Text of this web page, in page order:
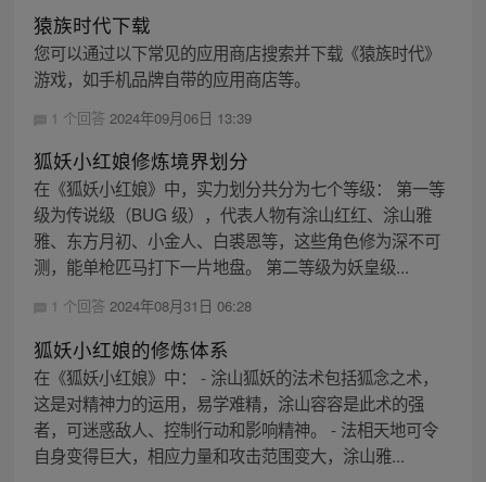
猿族时代下载
您可以通过以下常见的应用商店搜索并下载《猿族时代》
游戏，如手机品牌自带的应用商店等。
1 个回答 2024年09月06日 13:39
狐妖小红娘修炼境界划分
在《狐妖小红娘》中，实力划分共分为七个等级： 第一等
级为传说级（BUG 级），代表人物有涂山红红、涂山雅
雅、东方月初、小金人、白裘恩等，这些角色修为深不可
测，能单枪匹马打下一片地盘。 第二等级为妖皇级...
1 个回答 2024年08月31日 06:28
狐妖小红娘的修炼体系
在《狐妖小红娘》中： - 涂山狐妖的法术包括狐念之术，
这是对精神力的运用，易学难精，涂山容容是此术的强
者，可迷惑敌人、控制行动和影响精神。 - 法相天地可令
自身变得巨大，相应力量和攻击范围变大，涂山雅...